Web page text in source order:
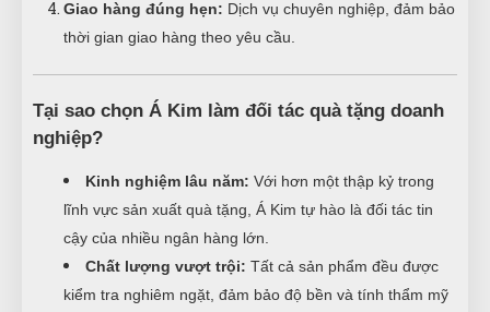
Giao hàng đúng hẹn: Dịch vụ chuyên nghiệp, đảm bảo
thời gian giao hàng theo yêu cầu.
Tại sao chọn Á Kim làm đối tác quà tặng doanh
nghiệp?
Kinh nghiệm lâu năm: Với hơn một thập kỷ trong
lĩnh vực sản xuất quà tặng, Á Kim tự hào là đối tác tin
cậy của nhiều ngân hàng lớn.
Chất lượng vượt trội: Tất cả sản phẩm đều được
kiểm tra nghiêm ngặt, đảm bảo độ bền và tính thẩm mỹ